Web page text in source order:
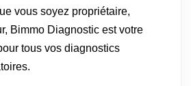
vous soyez propriétaire,
Bimmo Diagnostic est votre
tous vos diagnostics